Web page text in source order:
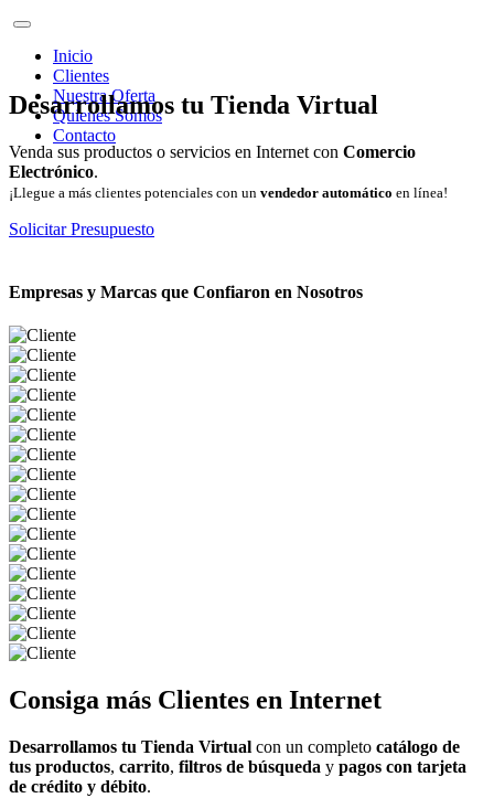
Inicio
Clientes
Nuestra Oferta
Quienes Somos
Contacto
Desarrollamos tu Tienda Virtual
Venda sus productos o servicios en Internet con Comercio
Electrónico.
¡Llegue a más clientes potenciales con un vendedor automático en línea!
Solicitar Presupuesto
Empresas y Marcas que Confiaron en Nosotros
Consiga más Clientes en Internet
Desarrollamos tu Tienda Virtual con un completo catálogo de
tus productos, carrito, filtros de búsqueda y pagos con tarjeta
de crédito y débito.